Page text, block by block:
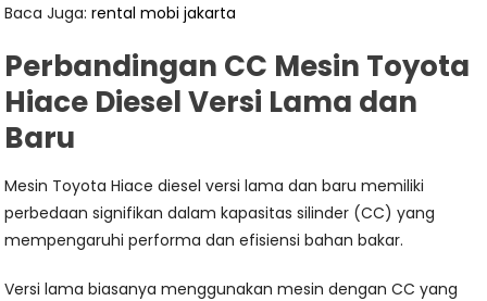
Baca Juga:rental mobi jakarta
Perbandingan CC Mesin Toyota
Hiace Diesel Versi Lama dan
Baru
Mesin Toyota Hiace diesel versi lama dan baru memiliki
perbedaan signifikan dalam kapasitas silinder (CC) yang
mempengaruhi performa dan efisiensi bahan bakar.
Versi lama biasanya menggunakan mesin dengan CC yang